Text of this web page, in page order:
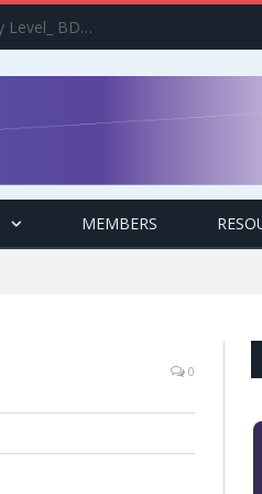
Implement the Agenda : Advance Localisation at Country Level_ BDCSO COAST 2025 Survey Report Findings on the Grand Bargain 3.0 Implementation
MEMBERS
0